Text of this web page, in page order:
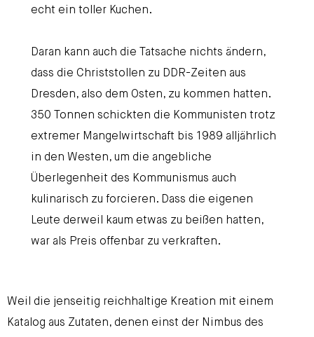
echt ein toller Kuchen.
Daran kann auch die Tatsache nichts ändern,
dass die Christstollen zu DDR-Zeiten aus
Dresden, also dem Osten, zu kommen hatten.
350 Tonnen schickten die Kommunisten trotz
extremer Mangelwirtschaft bis 1989 alljährlich
in den Westen, um die angebliche
Überlegenheit des Kommunismus auch
kulinarisch zu forcieren. Dass die eigenen
Leute derweil kaum etwas zu beißen hatten,
war als Preis offenbar zu verkraften.
Weil die jenseitig reichhaltige Kreation mit einem
Katalog aus Zutaten, denen einst der Nimbus des